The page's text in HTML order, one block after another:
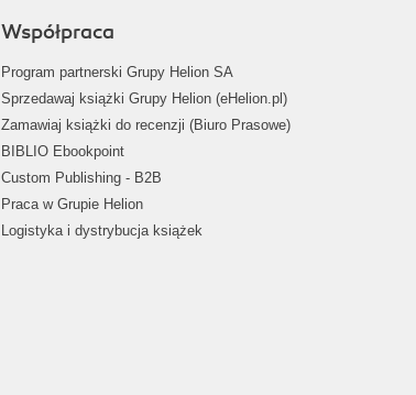
Współpraca
Program partnerski Grupy Helion SA
Sprzedawaj książki Grupy Helion (eHelion.pl)
Zamawiaj książki do recenzji (Biuro Prasowe)
BIBLIO Ebookpoint
Custom Publishing - B2B
Praca w Grupie Helion
Logistyka i dystrybucja książek